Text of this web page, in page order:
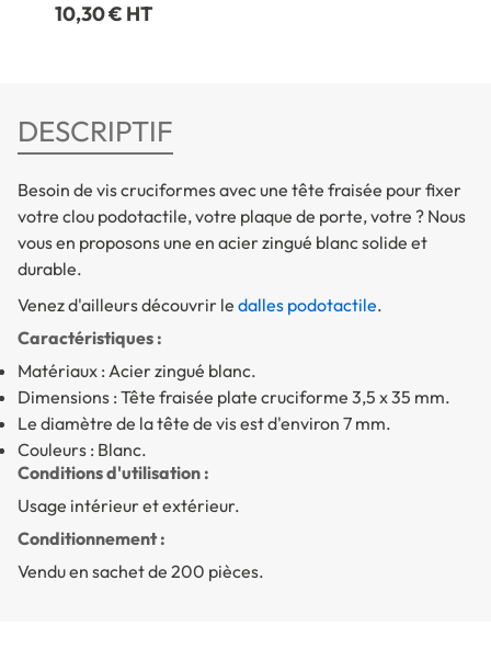
10,30 € HT
DESCRIPTIF
Besoin de vis cruciformes avec une tête fraisée pour fixer
votre clou podotactile, votre plaque de porte, votre ? Nous
vous en proposons une en acier zingué blanc solide et
durable.
Venez d'ailleurs découvrir le dalles podotactile.
Caractéristiques :
Matériaux : Acier zingué blanc.
Dimensions : Tête fraisée plate cruciforme 3,5 x 35 mm.
Le diamètre de la tête de vis est d'environ 7 mm.
Couleurs : Blanc.
Conditions d'utilisation :
Usage intérieur et extérieur.
Conditionnement :
Vendu en sachet de 200 pièces.